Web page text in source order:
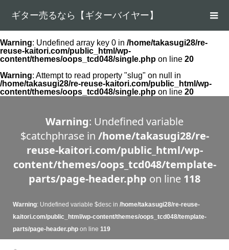
ギター売るなら【ギターバイヤー】
Warning: Undefined array key 0 in /home/takasugi28/re-
reuse-kaitori.com/public_html/wp-
content/themes/oops_tcd048/single.php on line 20
Warning: Attempt to read property "slug" on null in
/home/takasugi28/re-reuse-kaitori.com/public_html/wp-
content/themes/oops_tcd048/single.php on line 20
Warning: Undefined variable
$catchphrase in /home/takasugi28/re-
reuse-kaitori.com/public_html/wp-
content/themes/oops_tcd048/template-
parts/page-header.php on line 118
Warning: Undefined variable $desc in /home/takasugi28/re-reuse-
kaitori.com/public_html/wp-content/themes/oops_tcd048/template-
parts/page-header.phpon line 119